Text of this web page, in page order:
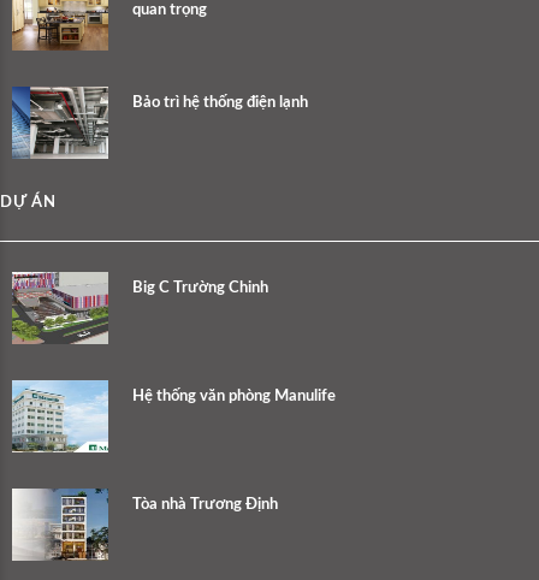
quan trọng
Bảo trì hệ thống điện lạnh
DỰ ÁN
Big C Trường Chinh
Hệ thống văn phòng Manulife
Tòa nhà Trương Định